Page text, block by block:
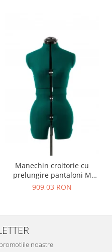
Manechin croitorie cu
prelungire pantaloni M
femei reglabil masura 40-48
909,03 RON
noastre